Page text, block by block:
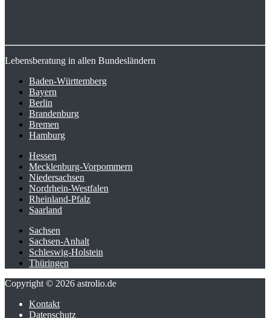
Lebensberatung in allen Bundesländern
Baden-Württemberg
Bayern
Berlin
Brandenburg
Bremen
Hamburg
Hessen
Mecklenburg-Vorpommern
Niedersachsen
Nordrhein-Westfalen
Rheinland-Pfalz
Saarland
Sachsen
Sachsen-Anhalt
Schleswig-Holstein
Thüringen
Copyright © 2026 astrolio.de
Kontakt
Datenschutz